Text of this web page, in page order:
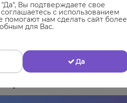
комплектующие
грн
Вы подтверждаете свое
с использованием
нам сделать сайт более
для Вас.
Да